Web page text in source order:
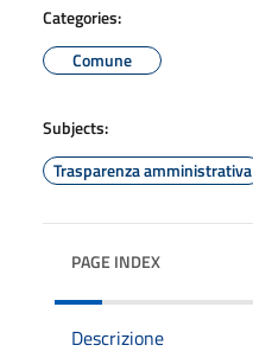
Categories:
Comune
Subjects:
Trasparenza amministrativa
PAGE INDEX
Descrizione